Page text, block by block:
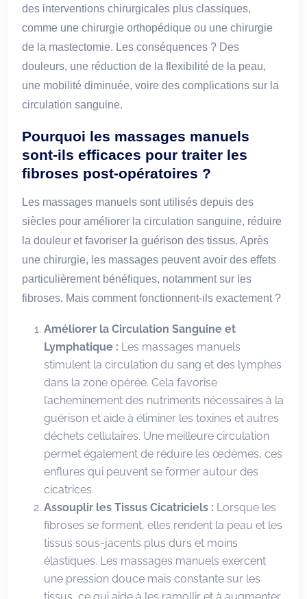
des interventions chirurgicales plus classiques,
comme une chirurgie orthopédique ou une chirurgie
de la mastectomie. Les conséquences ? Des
douleurs, une réduction de la flexibilité de la peau,
une mobilité diminuée, voire des complications sur la
circulation sanguine.
Pourquoi les massages manuels
sont-ils efficaces pour traiter les
fibroses post-opératoires ?
Les massages manuels sont utilisés depuis des
siècles pour améliorer la circulation sanguine, réduire
la douleur et favoriser la guérison des tissus. Après
une chirurgie, les massages peuvent avoir des effets
particulièrement bénéfiques, notamment sur les
fibroses. Mais comment fonctionnent-ils exactement ?
Améliorer la Circulation Sanguine et
Lymphatique : Les massages manuels
stimulent la circulation du sang et des lymphes
dans la zone opérée. Cela favorise
l’acheminement des nutriments nécessaires à la
guérison et aide à éliminer les toxines et autres
déchets cellulaires. Une meilleure circulation
permet également de réduire les œdèmes, ces
enflures qui peuvent se former autour des
cicatrices.
Assouplir les Tissus Cicatriciels : Lorsque les
fibroses se forment, elles rendent la peau et les
tissus sous-jacents plus durs et moins
élastiques. Les massages manuels exercent
une pression douce mais constante sur les